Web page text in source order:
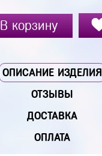
В корзину
ОПИСАНИЕ ИЗДЕЛИЯ
ОТЗЫВЫ
ДОСТАВКА
ОПЛАТА